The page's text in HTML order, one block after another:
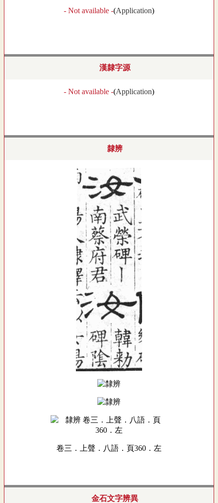
- Not available -(Application)
漢隸字源
- Not available -(Application)
隸辨
卷三．上聲．八語．頁360．左
金石文字辨異